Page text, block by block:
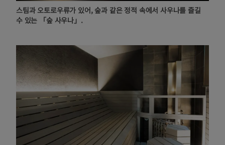
스팀과 오토로우류가 있어, 숲과 같은 정적 속에서 사우나를 즐길
수 있는 「숲 사우나」.